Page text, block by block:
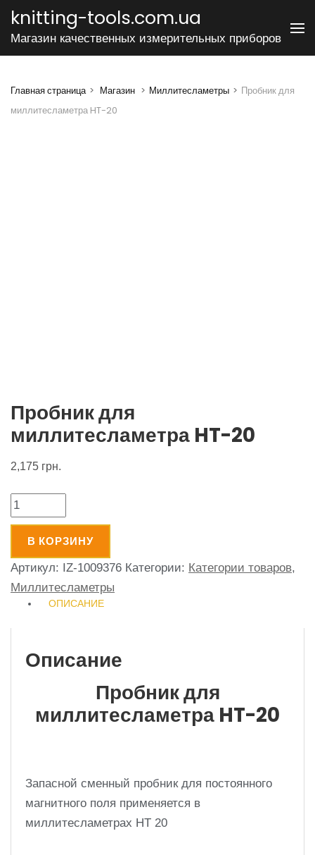
Перейти
Enter)
knitting-tools.com.ua
Магазин качественных измерительных приборов
Главная страница > Магазин > Миллитесламетры > Пробник для
миллитесламетра HT-20
Пробник для
миллитесламетра HT-20
2,175 грн.
Количество
В КОРЗИНУ
Артикул: IZ-1009376 Категории: Категории товаров,
Миллитесламетры
ОПИСАНИЕ
Описание
Пробник для
миллитесламетра HT-20
Запасной сменный пробник для постоянного
магнитного поля применяется в
миллитесламетрах HT 20